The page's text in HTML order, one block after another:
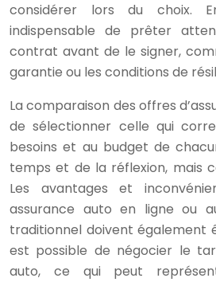
considérer lors du choix.
indispensable de prêter
contrat avant de le signer,
garantie ou les conditions de
La comparaison des offres
de sélectionner celle qui
besoins et au budget de
temps et de la réflexion, mais
Les avantages et
assurance auto en ligne ou
traditionnel doivent également
est possible de négocier le
auto, ce qui peut